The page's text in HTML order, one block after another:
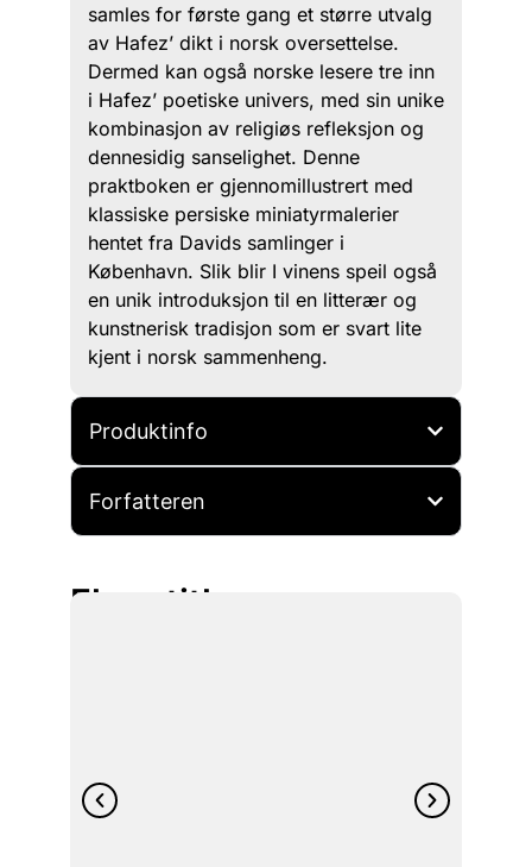
samles for første gang et større utvalg
av Hafez’ dikt i norsk oversettelse.
Dermed kan også norske lesere tre inn
i Hafez’ poetiske univers, med sin unike
kombinasjon av religiøs refleksjon og
dennesidig sanselighet. Denne
praktboken er gjennomillustrert med
klassiske persiske miniatyrmalerier
hentet fra Davids samlinger i
København. Slik blir I vinens speil også
en unik introduksjon til en litterær og
kunstnerisk tradisjon som er svart lite
kjent i norsk sammenheng.
Produktinfo
Forfatteren
Flere titler